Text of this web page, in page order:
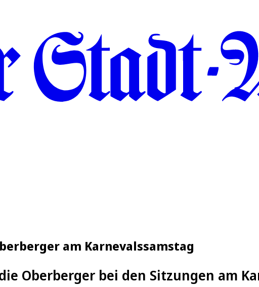
am Karnevalssamstag
Oberberger bei den Sitzungen am